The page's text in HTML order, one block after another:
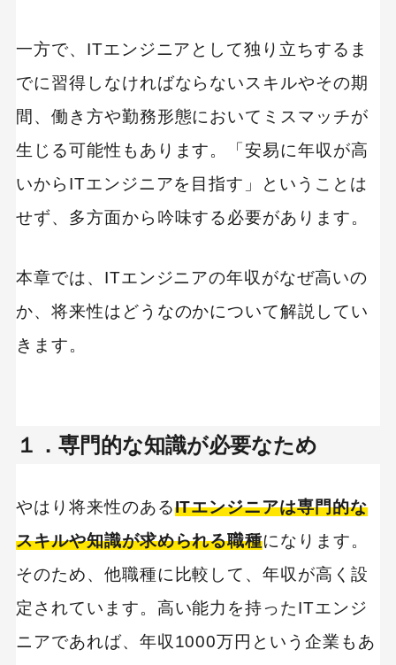
一方で、ITエンジニアとして独り立ちするま
でに習得しなければならないスキルやその期
間、働き方や勤務形態においてミスマッチが
生じる可能性もあります。「安易に年収が高
いからITエンジニアを目指す」ということは
せず、多方面から吟味する必要があります。
本章では、ITエンジニアの年収がなぜ高いの
か、将来性はどうなのかについて解説してい
きます。
１．専門的な知識が必要なため
やはり将来性のあるITエンジニアは専門的な
スキルや知識が求められる職種になります。
そのため、他職種に比較して、年収が高く設
定されています。高い能力を持ったITエンジ
ニアであれば、年収1000万円という企業もあ